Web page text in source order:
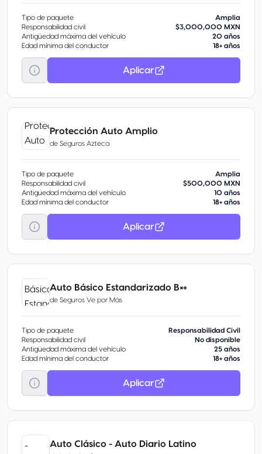
Tipo de paquete
Amplia
Responsabilidad civil
$3,000,000 MXN
Antigüedad máxima del vehículo
20 años
Edad mínima del conductor
18+ años
Aplicar
Protección Auto Amplio
de Seguros Azteca
Tipo de paquete
Amplia
Responsabilidad civil
$500,000 MXN
Antigüedad máxima del vehículo
10 años
Edad mínima del conductor
18+ años
Aplicar
Auto Básico Estandarizado B×+
de Seguros Ve por Más
Tipo de paquete
Responsabilidad Civil
Responsabilidad civil
No disponible
Antigüedad máxima del vehículo
25 años
Edad mínima del conductor
18+ años
Aplicar
Auto Clásico - Auto Diario Latino